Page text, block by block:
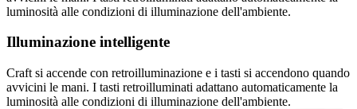
luminosità alle condizioni di illuminazione dell'ambiente.
Illuminazione intelligente
Craft si accende con retroilluminazione e i tasti si accendono quando
avvicini le mani. I tasti retroilluminati adattano automaticamente la
luminosità alle condizioni di illuminazione dell'ambiente.